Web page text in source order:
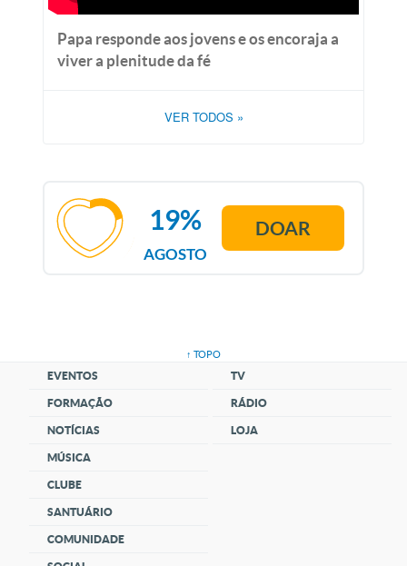
Papa responde aos jovens e os encoraja a
viver a plenitude da fé
VER TODOS »
AGOSTO
19% DOAR
↑ TOPO
EVENTOS
FORMAÇÃO
NOTÍCIAS
MÚSICA
CLUBE
SANTUÁRIO
COMUNIDADE
TV
RÁDIO
LOJA